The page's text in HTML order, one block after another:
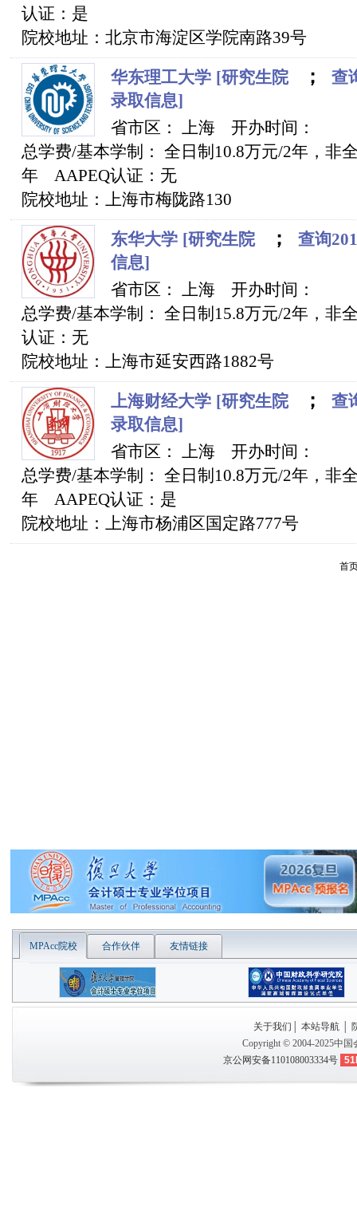
认证：是
院校地址：北京市海淀区学院南路39号
华东理工大学 [研究生院； 查
录取信息]
省市区： 上海 开办时间：
总学费/基本学制： 全日制10.8万元/2年，非
年 AAPEQ认证：无
院校地址：上海市梅陇路130
东华大学 [研究生院； 查询
信息]
省市区： 上海 开办时间：
总学费/基本学制： 全日制15.8万元/2年，非
认证：无
院校地址：上海市延安西路1882号
上海财经大学 [研究生院； 查
录取信息]
省市区： 上海 开办时间：
总学费/基本学制： 全日制10.8万元/2年，非
年 AAPEQ认证：是
院校地址：上海市杨浦区国定路777号
首
MPAcc院校 合作伙伴 友情链接
关于我们 本站导航│
Copyright © 2004-2025中国
京公网安备110108003334号